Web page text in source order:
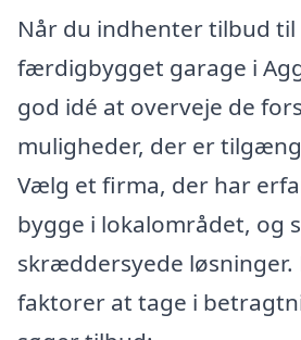
Når du indhenter tilbud til
færdigbygget garage i
god idé at overveje de
muligheder, der er
Vælg et firma, der har
bygge i lokalområdet, og
skræddersyede løsninger.
faktorer at tage i